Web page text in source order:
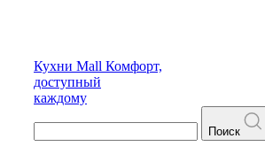
Кухни Mall Комфорт,
доступный
каждому
Поиск